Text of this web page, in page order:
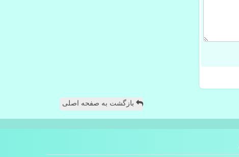
بازگشت به صفحه اصلی